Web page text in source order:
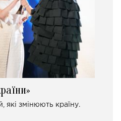
які змінюють країну.